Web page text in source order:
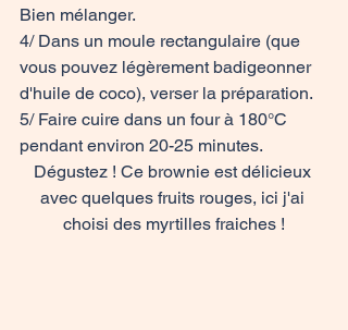
Bien mélanger.
4/ Dans un moule rectangulaire (que
vous pouvez légèrement badigeonner
d'huile de coco), verser la préparation.
5/ Faire cuire dans un four à 180°C
pendant environ 20-25 minutes.
Dégustez ! Ce brownie est délicieux
avec quelques fruits rouges, ici j'ai
choisi des myrtilles fraiches !